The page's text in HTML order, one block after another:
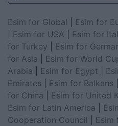
Esim for Global Esim for
Esim for USA Esim for
for Turkey
Esim for
for Asia
Esim for World
Arabia
Esim for Egypt
Emirates
Esim for Balkans
for China
Esim for United
Esim for Latin America
Cooperation Council
Esim